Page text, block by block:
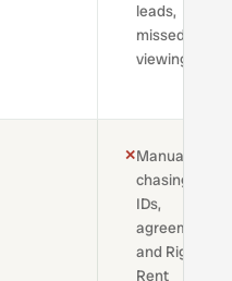
leads,
missed
viewings
✕Manual
chasing for
IDs,
agreements,
and Right to
Rent